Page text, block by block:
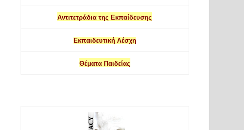
Αντιτετράδια της Εκπαίδευσης
Εκπαιδευτική Λέσχη
Θέματα Παιδείας